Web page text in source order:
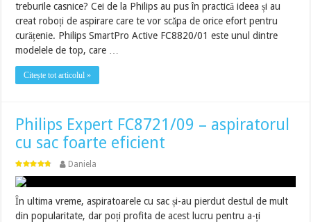
treburile casnice? Cei de la Philips au pus în practică ideea și au
creat roboți de aspirare care te vor scăpa de orice efort pentru
curățenie. Philips SmartPro Active FC8820/01 este unul dintre
modelele de top, care …
Citește tot articolul »
Philips Expert FC8721/09 – aspiratorul
cu sac foarte eficient
Daniela
În ultima vreme, aspiratoarele cu sac și-au pierdut destul de mult
din popularitate, dar poți profita de acest lucru pentru a-ți